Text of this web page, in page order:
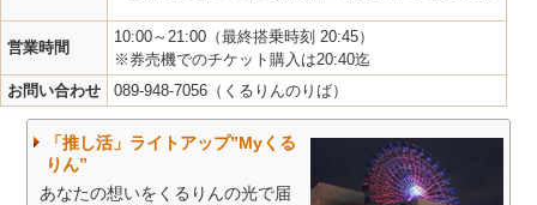
営業時間
10:00～21:00（最終搭乗時刻 20:45）
※券売機でのチケット購入は20:40迄
お問い合わせ
089-948-7056（くるりんのりば）
「推し活」ライトアップ”Myくる
りん”
あなたの想いをくるりんの光で届